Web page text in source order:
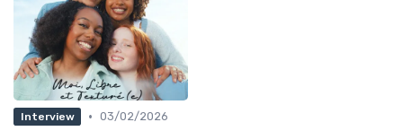
Interview • 03/02/2026